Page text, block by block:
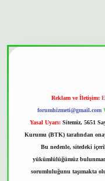
Reklam ve İletişim:
forumhizmeti@gmail.com
Yasal Uyarı: Sitemiz, 5651
Kurumu (BTK) tarafından
Bu nedenle, sitedeki
yükümlülüğümüz
sorumluluğunu taşımakta